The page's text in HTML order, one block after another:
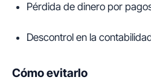
Pérdida de dinero por
Descontrol en la
Cómo evitarlo